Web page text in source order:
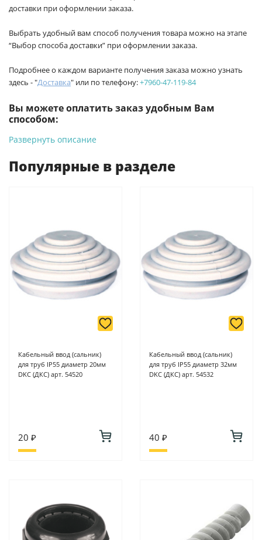
доставки при оформлении заказа.
Выбрать удобный вам способ получения товара можно на этапе
“Выбор способа доставки” при оформлении заказа.
Подробнее о каждом варианте получения заказа можно узнать
здесь - "Доставка" или по телефону:+7960-47-119-84
Вы можете оплатить заказ удобным Вам
способом:
-Банковской картой на сайте ProffЭлектро. Данный вид
Для юридических лиц: переводом на расчетный счет при
онлайн оплате заказа на сайте.
Подробнее о способах оплаты можно узнать здесь - "Оплата"
Развернуть описание
Популярные в разделе
Кабельный ввод (сальник)
для труб IP55 диаметр 20мм
DKC (ДКС) арт. 54520
20 ₽
Кабельный ввод (сальник)
для труб IP55 диаметр 32мм
DKC (ДКС) арт. 54532
40 ₽